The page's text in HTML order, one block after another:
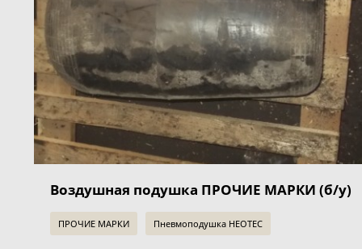
Воздушная подушка ПРОЧИЕ МАРКИ (б/у)
ПРОЧИЕ МАРКИ Пневмоподушка HEOTEC